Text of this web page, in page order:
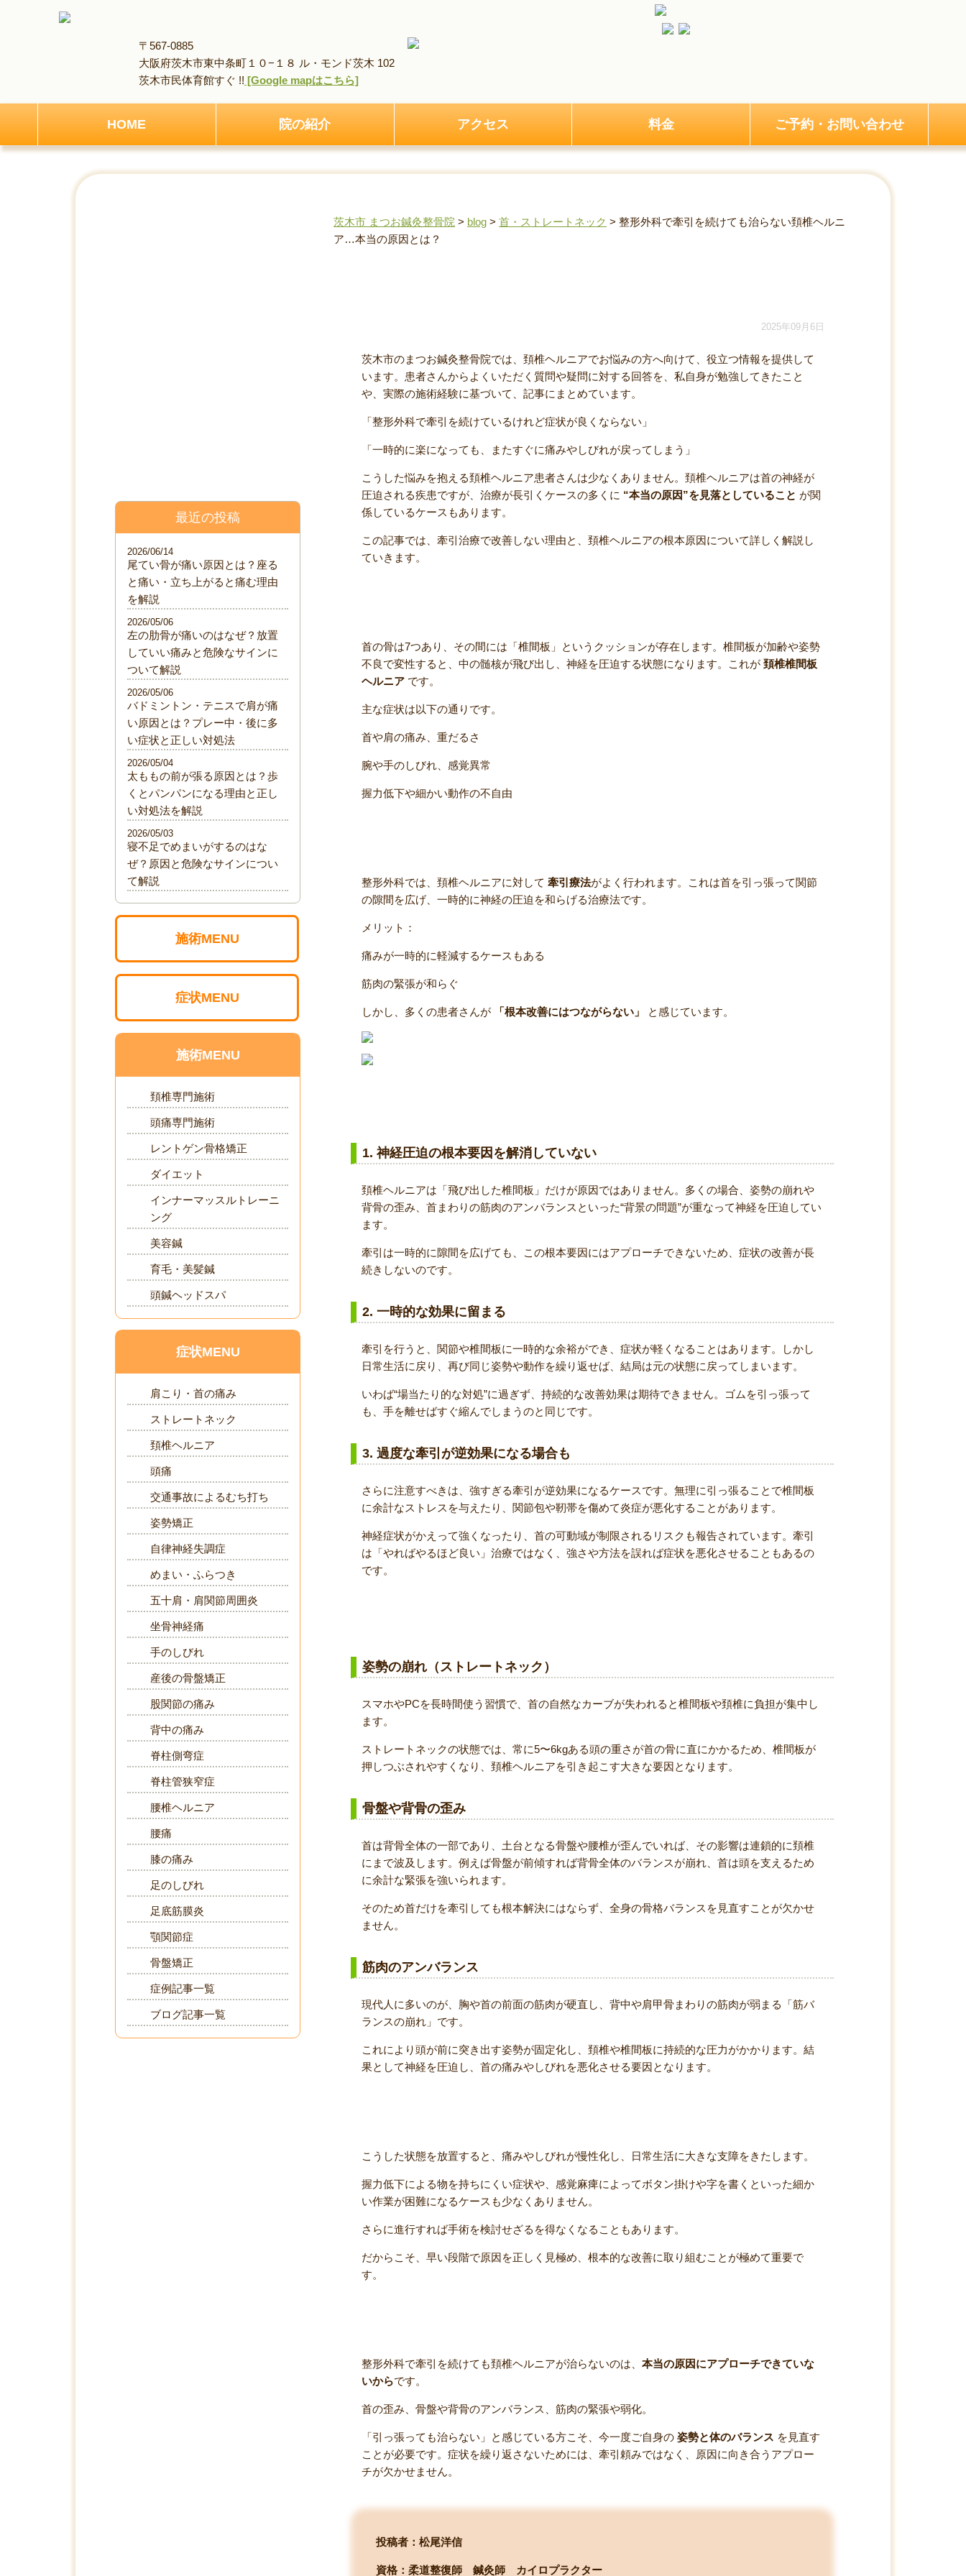
〒567-0885
大阪府茨木市東中条町１０−１８ ル・モンド茨木 102
茨木市民体育館すぐ !! [Google mapはこちら]
HOME 院の紹介 アクセス 料金 ご予約・お問い合わせ
茨木市 まつお鍼灸整骨院 > blog > 首・ストレートネック > 整形外科で牽引を続けても治らない頚椎ヘルニ
ア…本当の原因とは？
2025年09月6日
茨木市のまつお鍼灸整骨院では、頚椎ヘルニアでお悩みの方へ向けて、役立つ情報を提供して
います。患者さんからよくいただく質問や疑問に対する回答を、私自身が勉強してきたこと
や、実際の施術経験に基づいて、記事にまとめています。
「整形外科で牽引を続けているけれど症状が良くならない」
「一時的に楽になっても、またすぐに痛みやしびれが戻ってしまう」
こうした悩みを抱える頚椎ヘルニア患者さんは少なくありません。頚椎ヘルニアは首の神経が
圧迫される疾患ですが、治療が長引くケースの多くに “本当の原因”を見落としていること が関
係しているケースもあります。
この記事では、牽引治療で改善しない理由と、頚椎ヘルニアの根本原因について詳しく解説し
ていきます。
首の骨は7つあり、その間には「椎間板」というクッションが存在します。椎間板が加齢や姿勢
不良で変性すると、中の髄核が飛び出し、神経を圧迫する状態になります。これが 頚椎椎間板
ヘルニア です。
主な症状は以下の通りです。
首や肩の痛み、重だるさ
腕や手のしびれ、感覚異常
握力低下や細かい動作の不自由
整形外科では、頚椎ヘルニアに対して 牽引療法がよく行われます。これは首を引っ張って関節
の隙間を広げ、一時的に神経の圧迫を和らげる治療法です。
メリット：
痛みが一時的に軽減するケースもある
筋肉の緊張が和らぐ
しかし、多くの患者さんが 「根本改善にはつながらない」 と感じています。
1. 神経圧迫の根本要因を解消していない
頚椎ヘルニアは「飛び出した椎間板」だけが原因ではありません。多くの場合、姿勢の崩れや
背骨の歪み、首まわりの筋肉のアンバランスといった“背景の問題”が重なって神経を圧迫してい
ます。
牽引は一時的に隙間を広げても、この根本要因にはアプローチできないため、症状の改善が長
続きしないのです。
2. 一時的な効果に留まる
牽引を行うと、関節や椎間板に一時的な余裕ができ、症状が軽くなることはあります。しかし
日常生活に戻り、再び同じ姿勢や動作を繰り返せば、結局は元の状態に戻ってしまいます。
いわば“場当たり的な対処”に過ぎず、持続的な改善効果は期待できません。ゴムを引っ張って
も、手を離せばすぐ縮んでしまうのと同じです。
3. 過度な牽引が逆効果になる場合も
さらに注意すべきは、強すぎる牽引が逆効果になるケースです。無理に引っ張ることで椎間板
に余計なストレスを与えたり、関節包や靭帯を傷めて炎症が悪化することがあります。
神経症状がかえって強くなったり、首の可動域が制限されるリスクも報告されています。牽引
は「やればやるほど良い」治療ではなく、強さや方法を誤れば症状を悪化させることもあるの
です。
姿勢の崩れ（ストレートネック）
スマホやPCを長時間使う習慣で、首の自然なカーブが失われると椎間板や頚椎に負担が集中し
ます。
ストレートネックの状態では、常に5〜6kgある頭の重さが首の骨に直にかかるため、椎間板が
押しつぶされやすくなり、頚椎ヘルニアを引き起こす大きな要因となります。
骨盤や背骨の歪み
首は背骨全体の一部であり、土台となる骨盤や腰椎が歪んでいれば、その影響は連鎖的に頚椎
にまで波及します。例えば骨盤が前傾すれば背骨全体のバランスが崩れ、首は頭を支えるため
に余計な緊張を強いられます。
そのため首だけを牽引しても根本解決にはならず、全身の骨格バランスを見直すことが欠かせ
ません。
筋肉のアンバランス
現代人に多いのが、胸や首の前面の筋肉が硬直し、背中や肩甲骨まわりの筋肉が弱まる「筋バ
ランスの崩れ」です。
これにより頭が前に突き出す姿勢が固定化し、頚椎や椎間板に持続的な圧力がかかります。結
果として神経を圧迫し、首の痛みやしびれを悪化させる要因となります。
こうした状態を放置すると、痛みやしびれが慢性化し、日常生活に大きな支障をきたします。
握力低下による物を持ちにくい症状や、感覚麻痺によってボタン掛けや字を書くといった細か
い作業が困難になるケースも少なくありません。
さらに進行すれば手術を検討せざるを得なくなることもあります。
だからこそ、早い段階で原因を正しく見極め、根本的な改善に取り組むことが極めて重要で
す。
整形外科で牽引を続けても頚椎ヘルニアが治らないのは、 本当の原因にアプローチできていな
いからです。
首の歪み、骨盤や背骨のアンバランス、筋肉の緊張や弱化。
「引っ張っても治らない」と感じている方こそ、今一度ご自身の 姿勢と体のバランス を見直す
ことが必要です。症状を繰り返さないためには、牽引頼みではなく、原因に向き合うアプロー
チが欠かせません。
投稿者：松尾洋信
資格：柔道整復師 鍼灸師 カイロプラクター
最近の投稿
尾てい骨が痛い原因とは？座る
と痛い・立ち上がると痛む理由
を解説
2026/06/14
左の肋骨が痛いのはなぜ？放置
していい痛みと危険なサインに
ついて解説
2026/05/06
バドミントン・テニスで肩が痛
い原因とは？プレー中・後に多
い症状と正しい対処法
2026/05/06
太ももの前が張る原因とは？歩
くとパンパンになる理由と正し
い対処法を解説
2026/05/04
寝不足でめまいがするのはな
ぜ？原因と危険なサインについ
て解説
2026/05/03
施術MENU
症状MENU
施術MENU
頚椎専門施術
頭痛専門施術
レントゲン骨格矯正
ダイエット
インナーマッスルトレーニ
ング
美容鍼
育毛・美髪鍼
頭鍼ヘッドスパ
症状MENU
肩こり・首の痛み
ストレートネック
頚椎ヘルニア
頭痛
交通事故によるむち打ち
姿勢矯正
自律神経失調症
めまい・ふらつき
五十肩・肩関節周囲炎
坐骨神経痛
手のしびれ
産後の骨盤矯正
股関節の痛み
背中の痛み
脊柱側弯症
脊柱管狭窄症
腰椎ヘルニア
腰痛
膝の痛み
足のしびれ
足底筋膜炎
顎関節症
骨盤矯正
症例記事一覧
ブログ記事一覧